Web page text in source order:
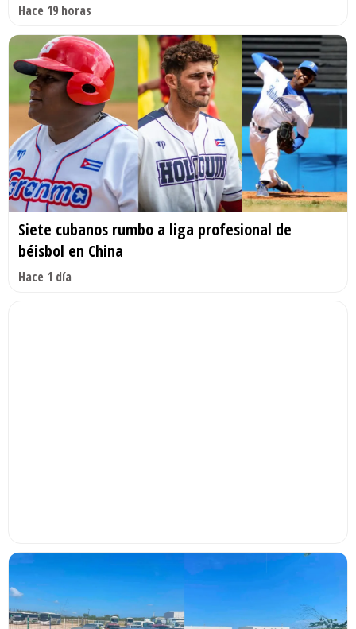
Hace 19 horas
Siete cubanos rumbo a liga profesional de
béisbol en China
Hace 1 día